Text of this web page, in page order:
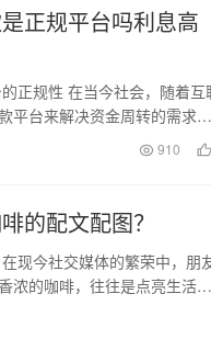
正规平台吗利息高
正规性 在当今社会，随着互
平台来解决资金周转的需求。
910
的配文配图？
现今社交媒体的繁荣中，朋
浓的咖啡，往往是点亮生活的